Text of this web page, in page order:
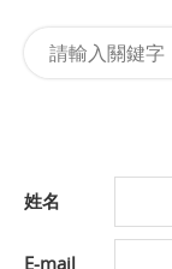
姓名
E-mail